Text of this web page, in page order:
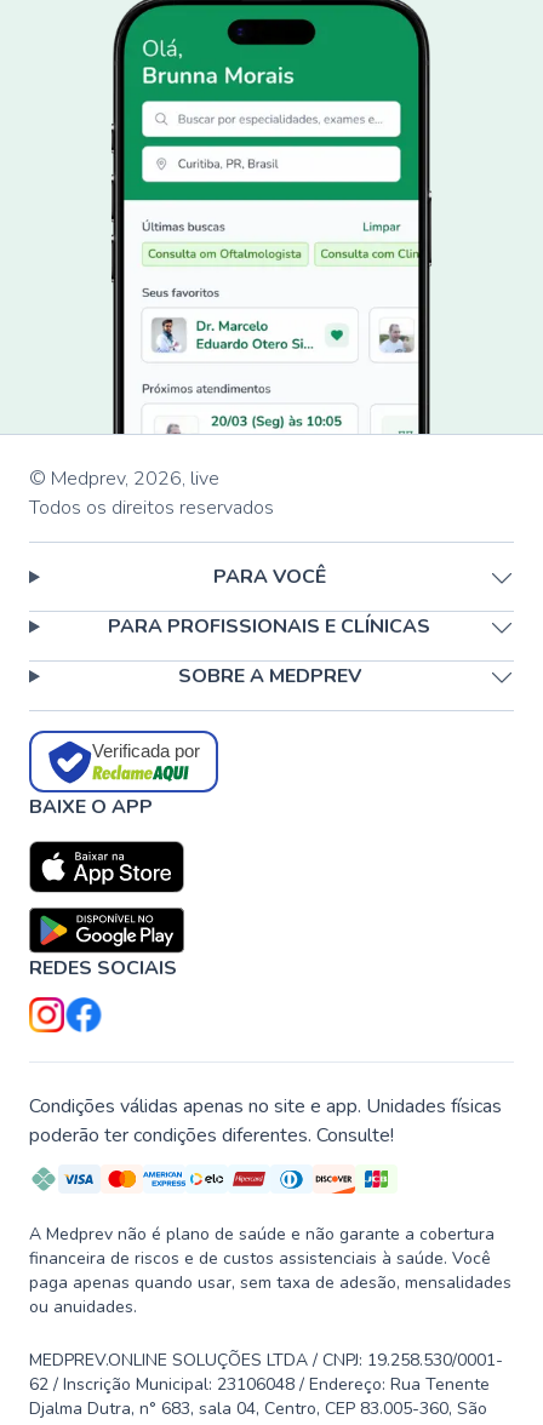
© Medprev, 2026, live
Todos os direitos reservados
PARA VOCÊ
PARA PROFISSIONAIS E CLÍNICAS
SOBRE A MEDPREV
Verificada por
BAIXE O APP
REDES SOCIAIS
Condições válidas apenas no site e app. Unidades físicas
poderão ter condições diferentes. Consulte!
A Medprev não é plano de saúde e não garante a cobertura
financeira de riscos e de custos assistenciais à saúde. Você
paga apenas quando usar, sem taxa de adesão, mensalidades
ou anuidades.
MEDPREV.ONLINE SOLUÇÕES LTDA / CNPJ: 19.258.530/0001-
62 / Inscrição Municipal: 23106048 / Endereço: Rua Tenente
Djalma Dutra, n° 683, sala 04, Centro, CEP 83.005-360, São